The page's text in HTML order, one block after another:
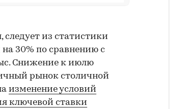
из статистики
30% по сравнению с
Снижение к июлю
рынок столичной
изменение условий
ключевой ставки